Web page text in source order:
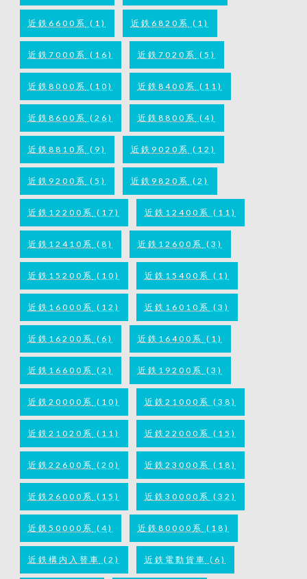
近鉄6600系 (1) 近鉄6820系 (1)
近鉄7000系 (16) 近鉄7020系 (5)
近鉄8000系 (10) 近鉄8400系 (11)
近鉄8600系 (26) 近鉄8800系 (4)
近鉄8810系 (9) 近鉄9020系 (12)
近鉄9200系 (5) 近鉄9820系 (2)
近鉄12200系 (17) 近鉄12400系 (11)
近鉄12410系 (8) 近鉄12600系 (3)
近鉄15200系 (10) 近鉄15400系 (1)
近鉄16000系 (12) 近鉄16010系 (3)
近鉄16200系 (6) 近鉄16400系 (1)
近鉄16600系 (2) 近鉄19200系 (3)
近鉄20000系 (10) 近鉄21000系 (38)
近鉄21020系 (11) 近鉄22000系 (15)
近鉄22600系 (20) 近鉄23000系 (18)
近鉄26000系 (15) 近鉄30000系 (32)
近鉄50000系 (4) 近鉄80000系 (18)
近鉄構内入替車 (2) 近鉄電動貨車 (6)